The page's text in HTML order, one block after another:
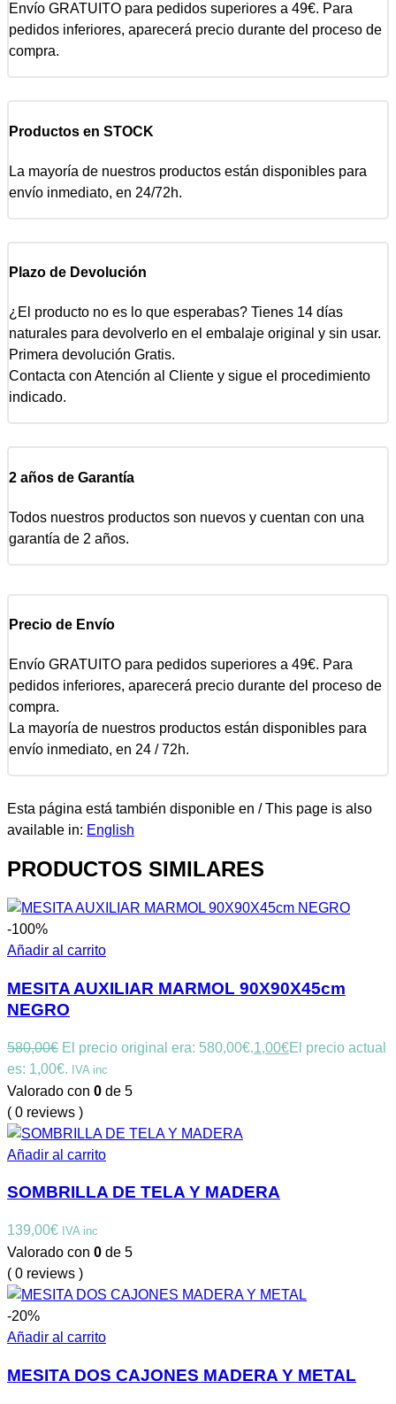
Envío GRATUITO para pedidos superiores a 49€. Para
pedidos inferiores, aparecerá precio durante del proceso de
compra.
Productos en STOCK
La mayoría de nuestros productos están disponibles para
envío inmediato, en 24/72h.
Plazo de Devolución
¿El producto no es lo que esperabas? Tienes 14 días
naturales para devolverlo en el embalaje original y sin usar.
Primera devolución Gratis.
Contacta con Atención al Cliente y sigue el procedimiento
indicado.
2 años de Garantía
Todos nuestros productos son nuevos y cuentan con una
garantía de 2 años.
Precio de Envío
Envío GRATUITO para pedidos superiores a 49€. Para
pedidos inferiores, aparecerá precio durante del proceso de
compra.
La mayoría de nuestros productos están disponibles para
envío inmediato, en 24 / 72h.
Esta página está también disponible en / This page is also
available in: English
PRODUCTOS SIMILARES
-100%
Añadir al carrito
MESITA AUXILIAR MARMOL 90X90X45cm
NEGRO
580,00€ El precio original era: 580,00€.1,00€El precio actual
es: 1,00€. IVA inc
Valorado con 0 de 5
( 0 reviews )
Añadir al carrito
SOMBRILLA DE TELA Y MADERA
139,00€ IVA inc
Valorado con 0 de 5
( 0 reviews )
-20%
Añadir al carrito
MESITA DOS CAJONES MADERA Y METAL